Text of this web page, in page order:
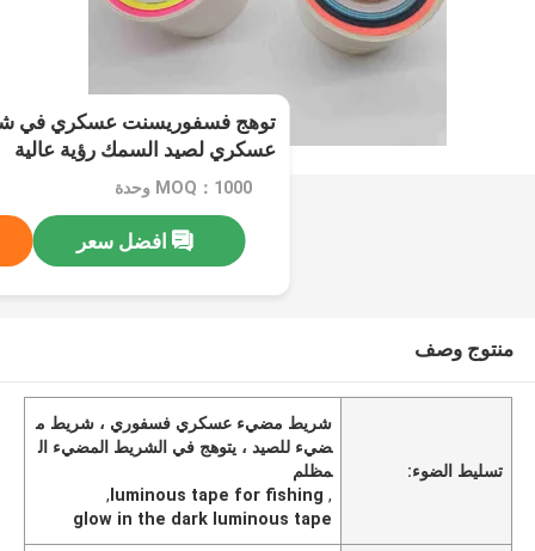
توهج فسفوريسنت عسكري في
عسكري لصيد السمك رؤية عالية
MOQ：1000 وحدة
افضل سعر
منتوج وصف
تسليط الضوء:
شريط مضيء عسكري فسفوري ، شريط م
ضيء للصيد ، يتوهج في الشريط المضيء ال
مظلم
,
luminous tape for fishing
,
glow in the dark luminous tape